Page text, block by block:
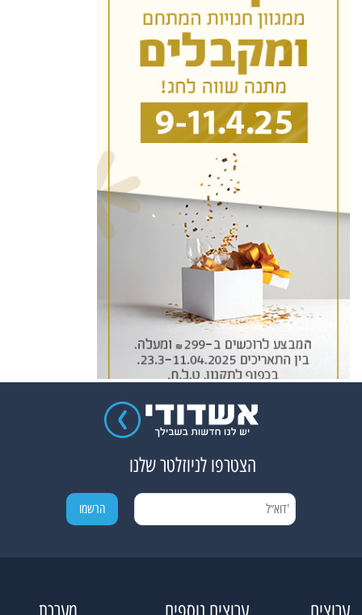
הצטרפו לניוזלטר שלנו